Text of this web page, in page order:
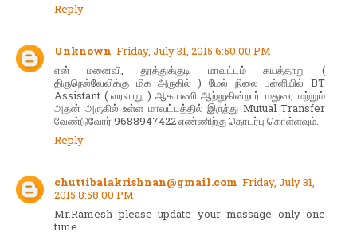
Reply
Unknown Friday, July 31, 2015 6:50:00 PM
என் மனைவி, தூத்துக்குடி மாவட்டம் கயத்தாறு (
திருநெல்வேலிக்கு மிக அருகில் ) மேல் நிலை பள்ளியில் BT
Assistant ( வரலாறு ) ஆக பணி ஆற்றுகின்றார். மதுரை மற்றும்
அதன் அருகில் உள்ள மாவட்டத்தில் இருந்து Mutual Transfer
வேண்டுவோர் 9688947422 எண்ணிற்கு தொடர்பு கொள்ளவும்.
Reply
chuttibalakrishnan@gmail.com Friday, July 31,
2015 8:58:00 PM
Mr.Ramesh please update your massage only one
time.